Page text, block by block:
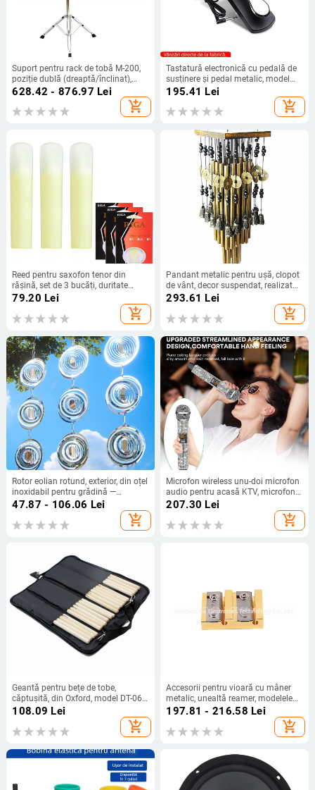
Suport pentru rack de tobă M-200,
poziție dublă (dreaptă/înclinat),
construcție metalică cromată
628.42 - 876.97 Lei
add_shopping_cart
Tastatură electronică cu pedală de
susținere și pedal metalic, model
SY-01, construcție ABS cu placare
metalică, destinate instrumentelor
muzicale
195.41 Lei
add_shopping_cart
Reed pentru saxofon tenor din
rășină, set de 3 bucăți, duritate
1.5/2.0/2.5
79.20 Lei
add_shopping_cart
Pandant metalic pentru ușă, clopot
de vânt, decor suspendat, realizat
manual
293.61 Lei
add_shopping_cart
Rotor eolian rotund, exterior, din oțel
inoxidabil pentru grădină —
dispozitiv de descurajare a
47.87 - 106.06 Lei
add_shopping_cart
Microfon wireless unu-doi microfon
audio pentru acasă KTV, microfon
audio pentru exterior, karaoke,
microfon portabil profesional live
207.30 Lei
add_shopping_cart
Geantă pentru bețe de tobe,
căptușită, din Oxford, model DT-06,
pentru seturi de tobe
108.09 Lei
add_shopping_cart
Accesorii pentru vioară cu mâner
metalic, unealtă reamer, modelele
B120/B121, ambalate într-o pungă
197.81 - 216.58 Lei
add_shopping_cart